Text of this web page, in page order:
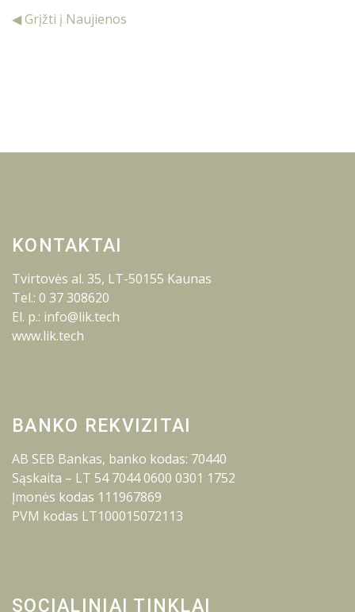
◀ Grįžti į Naujienos
KONTAKTAI
Tvirtovės al. 35, LT-50155 Kaunas
Tel.: 0 37 308620
El. p.: info@lik.tech
www.lik.tech
BANKO REKVIZITAI
AB SEB Bankas, banko kodas: 70440
Sąskaita – LT 54 7044 0600 0301 1752
Įmonės kodas 111967869
PVM kodas LT100015072113
SOCIALINIAI TINKLAI